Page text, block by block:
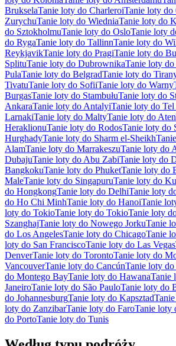
BrukselaTanie loty do CharleroiTanie loty do
ZurychuTanie loty do WiedniaTanie loty do
do SztokholmuTanie loty do OsloTanie loty
do RygaTanie loty do TallinnTanie loty do
ReykjavikTanie loty do PragiTanie loty do
SplituTanie loty do DubrownikaTanie loty
PulaTanie loty do BelgradTanie loty do
TivatuTanie loty do SofiiTanie loty do Warny
BurgasTanie loty do StambułuTanie loty do
AnkaraTanie loty do AntalyiTanie loty do
LarnakiTanie loty do MaltyTanie loty do Aten
HeraklionuTanie loty do RodosTanie loty do
HurghadyTanie loty do Sharm el-Sheikh
AlamTanie loty do MarrakeszuTanie loty do
DubajuTanie loty do Abu ZabiTanie loty do
BangkokuTanie loty do PhuketTanie loty do
MaleTanie loty do SingapuruTanie loty do
do HongkongTanie loty do DelhiTanie loty
do Ho Chi MinhTanie loty do HanoiTanie
loty do TokioTanie loty do TokioTanie loty
SzanghajTanie loty do Nowego JorkuTanie
do Los AngelesTanie loty do ChicagoTanie
loty do San FranciscoTanie loty do Las Vegas
DenverTanie loty do TorontoTanie loty do
VancouverTanie loty do CancúnTanie loty do
do Montego BayTanie loty do HawanaTanie
JaneiroTanie loty do São PauloTanie loty do
do JohannesburgTanie loty do Kapsztad
loty do ZanzibarTanie loty do FaroTanie loty
do PortoTanie loty do Tunis